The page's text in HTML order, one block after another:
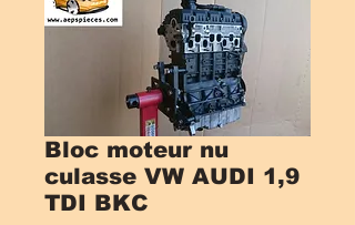
Bloc moteur nu
culasse VW AUDI 1,9
TDI BKC